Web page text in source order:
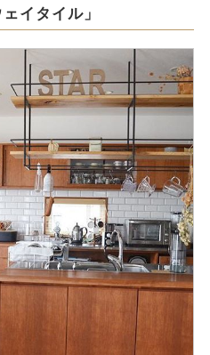
イタイル」